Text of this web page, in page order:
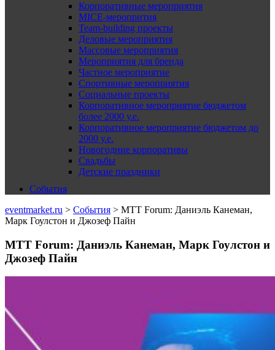
Корпоративные мероприятия
MICE-меропрития
Team-building проекты
Деловые мероприятия
Массовые мероприятия
Мероприятия для бренда
Частное мероприятие
Спортивные мероприятия
Социальные проекты
Корпоративное мероприятие бюджетом
более 2000 у.е.
Корпоративное мероприятие бюджетом до
2000 у.е.
Новогодние корпоративы
Свадьбы
Детские праздники
События
eventmarket.ru > События > MTT Forum: Даниэль Канеман,
Марк Гоулстон и Джозеф Пайн
MTT Forum: Даниэль Канеман, Марк Гоулстон и
Джозеф Пайн